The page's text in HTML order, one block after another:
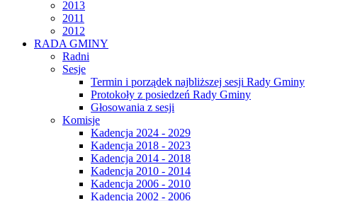
2013
2011
2012
RADA GMINY
Radni
Sesje
Termin i porządek najbliższej sesji Rady Gminy
Protokoły z posiedzeń Rady Gminy
Głosowania z sesji
Komisje
Kadencja 2024 - 2029
Kadencja 2018 - 2023
Kadencja 2014 - 2018
Kadencja 2010 - 2014
Kadencja 2006 - 2010
Kadencja 2002 - 2006